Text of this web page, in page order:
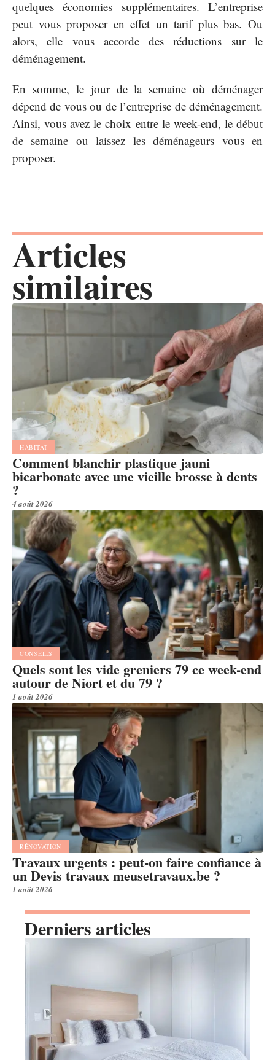
quelques économies supplémentaires. L’entreprise
peut vous proposer en effet un tarif plus bas. Ou
alors, elle vous accorde des réductions sur le
déménagement.
En somme, le jour de la semaine où déménager
dépend de vous ou de l’entreprise de déménagement.
Ainsi, vous avez le choix entre le week-end, le début
de semaine ou laissez les déménageurs vous en
proposer.
Articles
similaires
HABITAT
Comment blanchir plastique jauni
bicarbonate avec une vieille brosse à dents
?
4 août 2026
CONSEILS
Quels sont les vide greniers 79 ce week-end
autour de Niort et du 79 ?
1 août 2026
RÉNOVATION
Travaux urgents : peut-on faire confiance à
un Devis travaux meusetravaux.be ?
1 août 2026
Derniers articles